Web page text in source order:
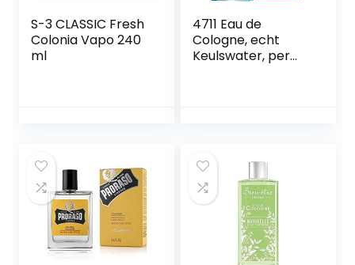
S-3 CLASSIC Fresh
Colonia Vapo 240
ml
4711 Eau de
Cologne, echt
Keulswater, per